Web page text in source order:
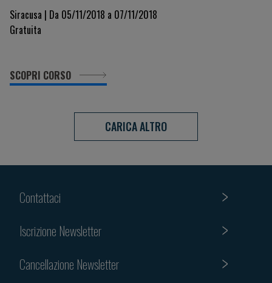
Siracusa | Da 05/11/2018 a 07/11/2018
Gratuita
SCOPRI CORSO
CARICA ALTRO
Contattaci
Iscrizione Newsletter
Cancellazione Newsletter